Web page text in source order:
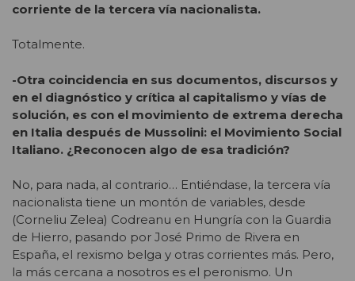
corriente de la tercera vía nacionalista.
Totalmente.
-Otra coincidencia en sus documentos, discursos y
en el diagnóstico y crítica al capitalismo y vías de
solución, es con el movimiento de extrema derecha
en Italia después de Mussolini: el Movimiento Social
Italiano. ¿Reconocen algo de esa tradición?
No, para nada, al contrario… Entiéndase, la tercera vía
nacionalista tiene un montón de variables, desde
(Corneliu Zelea) Codreanu en Hungría con la Guardia
de Hierro, pasando por José Primo de Rivera en
España, el rexismo belga y otras corrientes más. Pero,
la más cercana a nosotros es el peronismo. Un